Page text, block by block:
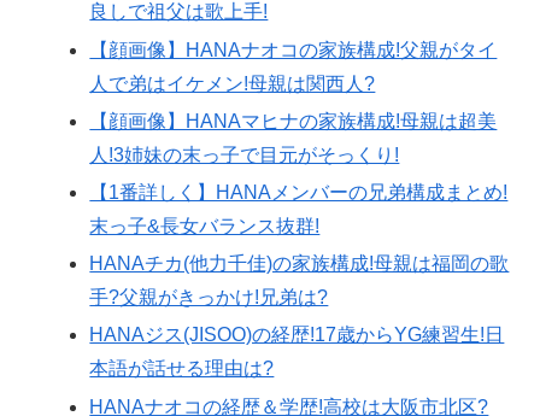
良しで祖父は歌上手!
【顔画像】HANAナオコの家族構成!父親がタイ
人で弟はイケメン!母親は関西人?
【顔画像】HANAマヒナの家族構成!母親は超美
人!3姉妹の末っ子で目元がそっくり!
【1番詳しく】HANAメンバーの兄弟構成まとめ!
末っ子&長女バランス抜群!
HANAチカ(他力千佳)の家族構成!母親は福岡の歌
手?父親がきっかけ!兄弟は?
HANAジス(JISOO)の経歴!17歳からYG練習生!日
本語が話せる理由は?
HANAナオコの経歴＆学歴!高校は大阪市北区?